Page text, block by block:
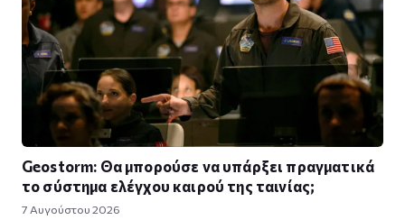
Geostorm: Θα μπορούσε να υπάρξει πραγματικά
το σύστημα ελέγχου καιρού της ταινίας;
7 Αυγούστου 2026